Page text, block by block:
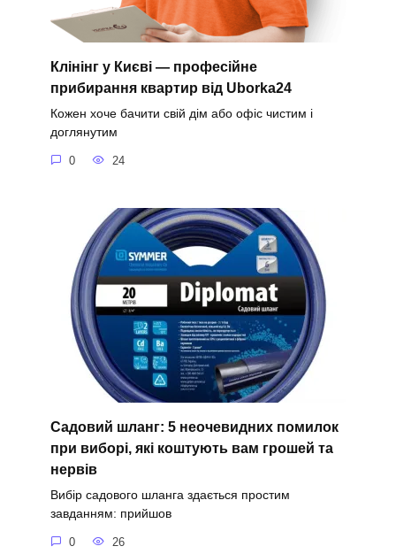
Клінінг у Києві — професійне
прибирання квартир від Uborka24
Кожен хоче бачити свій дім або офіс чистим і
доглянутим
0 24
Садовий шланг: 5 неочевидних помилок
при виборі, які коштують вам грошей та
нервів
Вибір садового шланга здається простим
завданням: прийшов
0 26